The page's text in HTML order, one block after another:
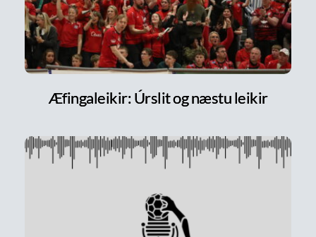
Æfingaleikir: Úrslit og næstu leikir